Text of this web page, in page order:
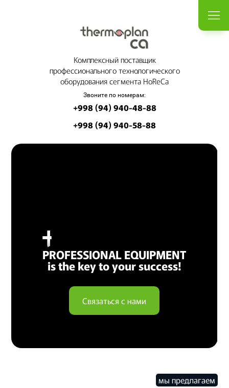
Комплексный поставщик
профессионального технологического
оборудования сегмента HoReCa
Звоните по номерам:
+998 (94) 940-48-88
+998 (94) 940-58-88
PROFESSIONAL EQUIPMENT
is the key to your success!
Связаться с нами
мы предлагаем